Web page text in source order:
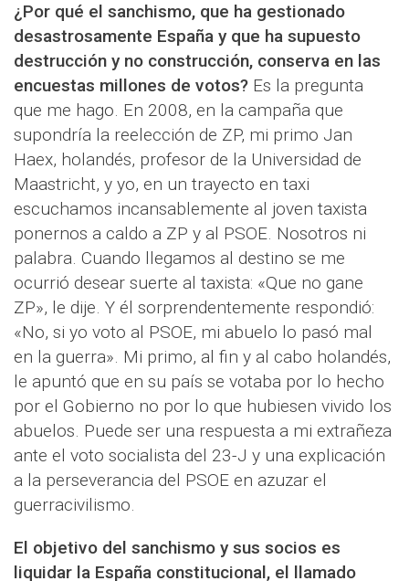
¿Por qué el sanchismo, que ha gestionado
desastrosamente España y que ha supuesto
destrucción y no construcción, conserva en las
encuestas millones de votos? Es la pregunta
que me hago. En 2008, en la campaña que
supondría la reelección de ZP, mi primo Jan
Haex, holandés, profesor de la Universidad de
Maastricht, y yo, en un trayecto en taxi
escuchamos incansablemente al joven taxista
ponernos a caldo a ZP y al PSOE. Nosotros ni
palabra. Cuando llegamos al destino se me
ocurrió desear suerte al taxista: «Que no gane
ZP», le dije. Y él sorprendentemente respondió:
«No, si yo voto al PSOE, mi abuelo lo pasó mal
en la guerra». Mi primo, al fin y al cabo holandés,
le apuntó que en su país se votaba por lo hecho
por el Gobierno no por lo que hubiesen vivido los
abuelos. Puede ser una respuesta a mi extrañeza
ante el voto socialista del 23-J y una explicación
a la perseverancia del PSOE en azuzar el
guerracivilismo.
El objetivo del sanchismo y sus socios es
liquidar la España constitucional, el llamado